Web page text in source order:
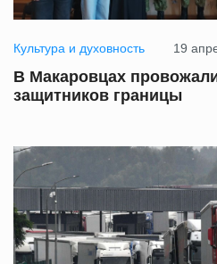
Культура и духовность 19
В Макаровцах
защитников границы